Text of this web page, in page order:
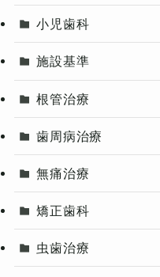
小児歯科
施設基準
根管治療
歯周病治療
無痛治療
矯正歯科
虫歯治療